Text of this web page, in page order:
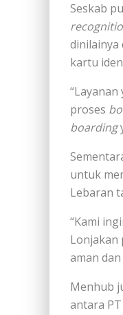
Seskab
dinilainya
kartu
proses
boarding
untuk
Lebaran
“Kami
Lonjakan
aman
Menhub
antara